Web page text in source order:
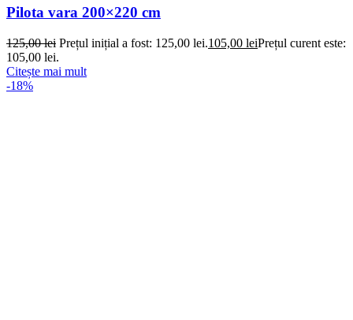
Pilota vara 200×220 cm
125,00lei Prețul inițial a fost: 125,00 lei.105,00 leiPrețul curent este:
105,00 lei.
Citește mai mult
-18%